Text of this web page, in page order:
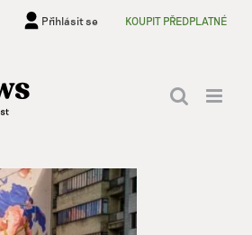
Přihlásit se KOUPIT PŘEDPLATNÉ